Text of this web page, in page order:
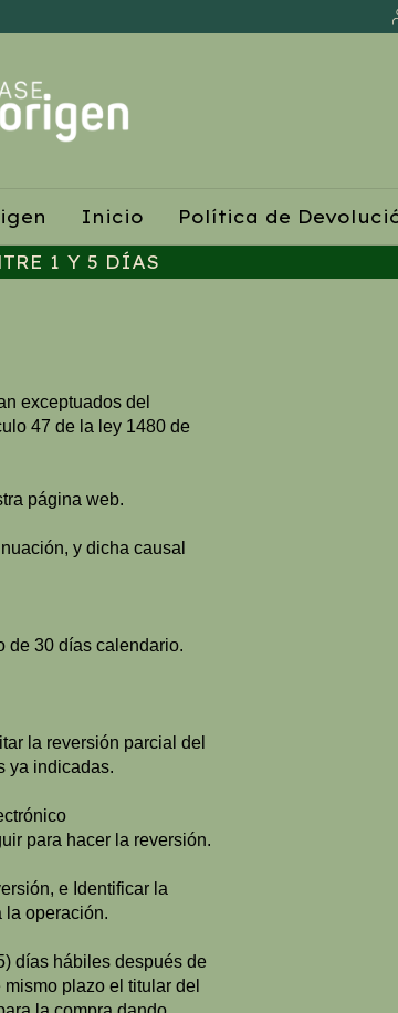
1 Y 5 DÍAS
Inicio Política de
exceptuados del
47 de la ley 1480 de
página web.
y dicha causal
30 días calendario.
la reversión parcial del
ya indicadas.
para hacer la reversión.
e Identificar la
la operación.
días hábiles después de
plazo el titular del